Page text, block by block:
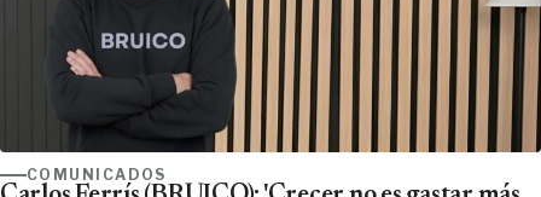
COMUNICADOS